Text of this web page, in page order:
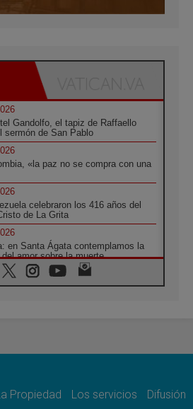
Gandolfo, el tapiz de Raffaello
sermón de San Pablo
«la paz no se compra con una
celebraron los 416 años del
de La Grita
en Santa Ágata contemplamos la
amor sobre la muerte
visitará el Santuario de la Madre
Propiedad Los servicios Difusión